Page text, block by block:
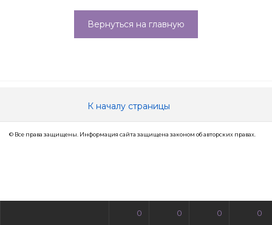
0 0 0 0
Вернуться на главную
К началу страницы
© Все права защищены. Информация сайта защищена законом об авторских правах.